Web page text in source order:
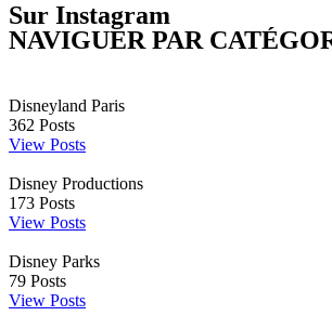
Sur Instagram
NAVIGUER PAR
Disneyland Paris
362 Posts
View Posts
Disney Productions
173 Posts
View Posts
Disney Parks
79 Posts
View Posts